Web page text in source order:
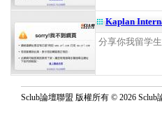
Kaplan
分享你我留学
Sclub論壇聯盟 版權所有 © 2026 Sclub